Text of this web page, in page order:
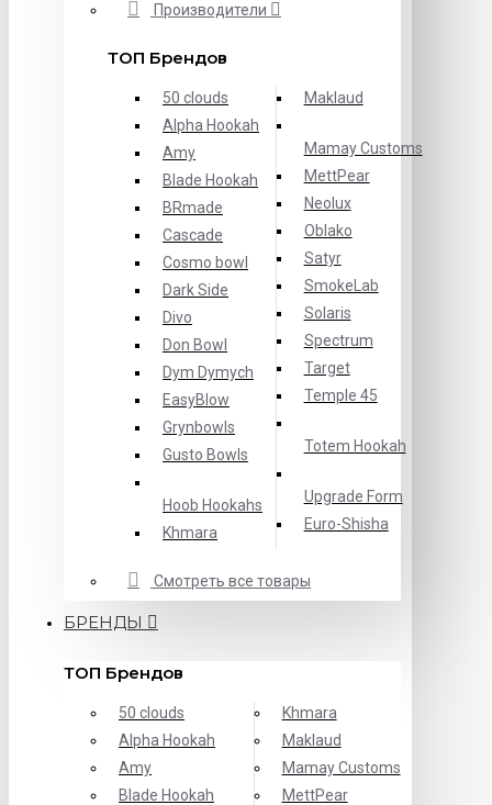
Производители
ТОП Брендов
50 clouds
Alpha Hookah
Amy
Blade Hookah
BRmade
Cascade
Cosmo bowl
Dark Side
Divo
Don Bowl
Dym Dymych
EasyBlow
Grynbowls
Gusto Bowls
Hoob Hookahs
Khmara
Maklaud
Mamay Customs
MettPear
Neolux
Oblako
Satyr
SmokeLab
Solaris
Spectrum
Target
Temple 45
Totem Hookah
Upgrade Form
Еuro-Shisha
Смотреть все товары
БРЕНДЫ
ТОП Брендов
50 clouds
Alpha Hookah
Amy
Blade Hookah
Khmara
Maklaud
Mamay Customs
MettPear